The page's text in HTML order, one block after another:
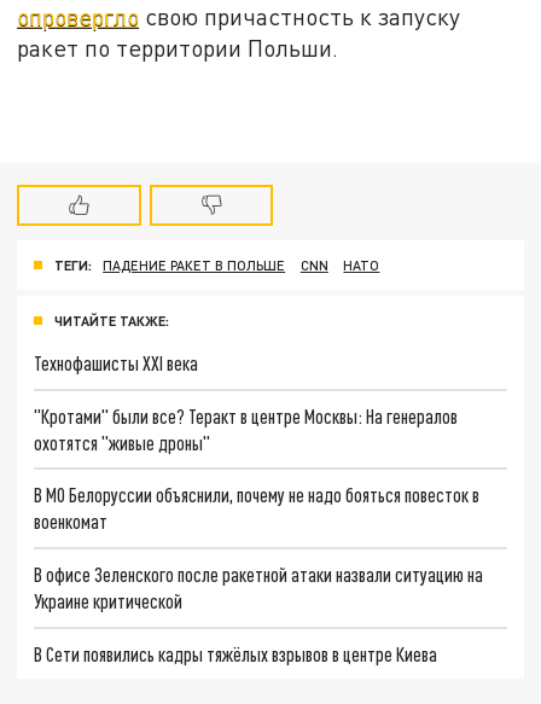
опровергло свою причастность к запуску
ракет по территории Польши.
ТЕГИ: ПАДЕНИЕ РАКЕТ В ПОЛЬШЕ CNN НАТО
ЧИТАЙТЕ ТАКЖЕ:
Технофашисты XXI века
"Кротами" были все? Теракт в центре Москвы: На генералов
охотятся "живые дроны"
В МО Белоруссии объяснили, почему не надо бояться повесток в
военкомат
В офисе Зеленского после ракетной атаки назвали ситуацию на
Украине критической
В Сети появились кадры тяжёлых взрывов в центре Киева